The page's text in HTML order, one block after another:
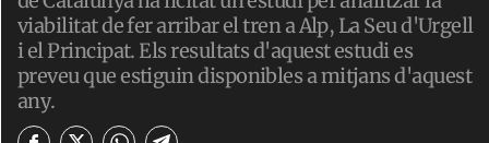
viabilitat de fer arribar el tren a Alp, La Seu d'Urgell
i el Principat. Els resultats d'aquest estudi es
preveu que estiguin disponibles a mitjans d'aquest
any.